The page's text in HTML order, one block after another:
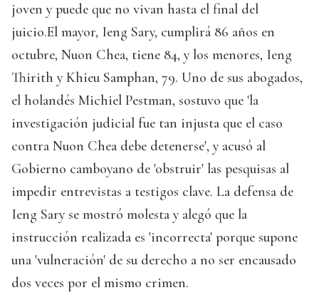
joven y puede que no vivan hasta el final del
juicio.El mayor, Ieng Sary, cumplirá 86 años en
octubre, Nuon Chea, tiene 84, y los menores, Ieng
Thirith y Khieu Samphan, 79. Uno de sus abogados,
el holandés Michiel Pestman, sostuvo que 'la
investigación judicial fue tan injusta que el caso
contra Nuon Chea debe detenerse', y acusó al
Gobierno camboyano de 'obstruir' las pesquisas al
impedir entrevistas a testigos clave. La defensa de
Ieng Sary se mostró molesta y alegó que la
instrucción realizada es 'incorrecta' porque supone
una 'vulneración' de su derecho a no ser encausado
dos veces por el mismo crimen.